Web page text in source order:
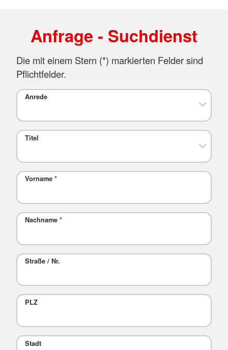
Anfrage - Suchdienst
Die mit einem Stern (*) markierten Felder sind
Pflichtfelder.
Anrede
Titel
Vorname *
Nachname *
Straße / Nr.
PLZ
Stadt